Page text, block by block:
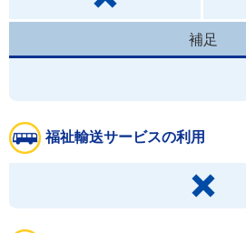
補足
福祉輸送サービスの利用